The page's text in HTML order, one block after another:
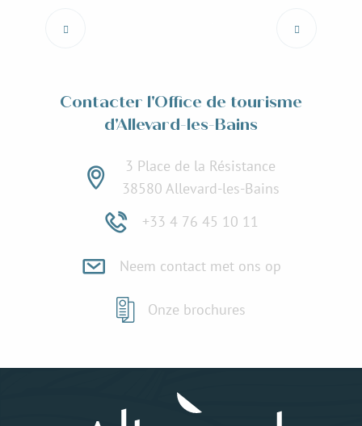
Contacter l'Office de tourisme
d'Allevard-les-Bains
3 Place de la Résistance
38580 Allevard-les-Bains
+33 4 76 45 10 11
Neem contact met ons op
Onze brochures